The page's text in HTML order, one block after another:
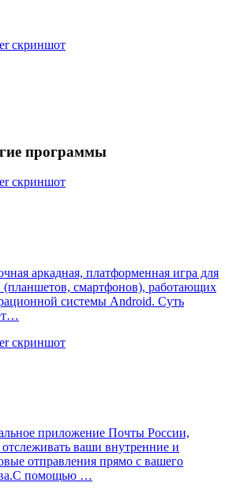
программы
аркадная, платформенная игра для
(планшетов, смартфонов), работающих
системы Android. Суть
приложение Почты России,
ваши внутренние и
отправления прямо с вашего
помощью …